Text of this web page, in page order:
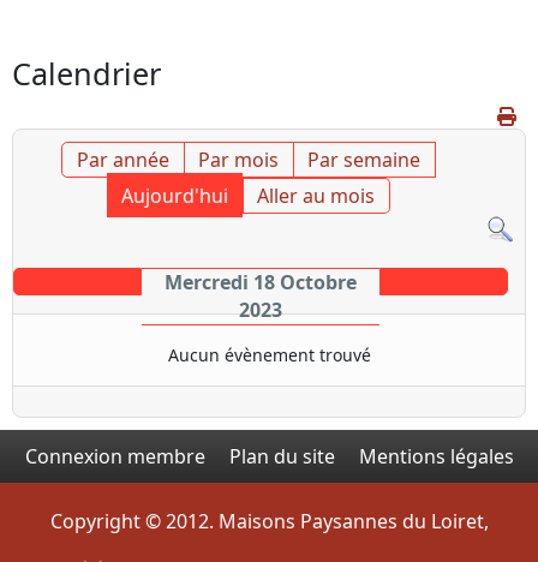
Calendrier
Par année Par mois
Par semaine
Aujourd'hui
Aller au mois
Mercredi 18 Octobre
2023
Aucun évènement trouvé
Connexion membre Plan du site Mentions légales
Copyright © 2012. Maisons Paysannes du Loiret,